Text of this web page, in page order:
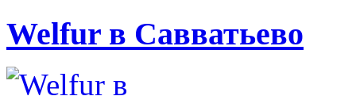
Welfur в Савватьево